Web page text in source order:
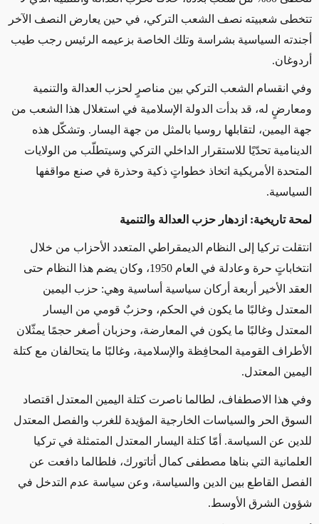
تتخطى شعبيته نصف الشعب التركي، في حين يعارض النصف الآخر
أجندته السياسية بشراسة وتلك الخاصة بزعيمه الرئيس رجب طيب
أردوغان.
وفي انقسام الشعب التركي بين مناصرٍ لحزب العدالة والتنمية
ومعارضٍ له، قد بدأت الدولة الإسلامية في استغلال هذا الشعب من
جهة اليمين، لتقابلها روسيا بالمثل من جهة اليسار. وتشكّل هذه
الدينامية تحدّيًا للاستقرار الداخلي التركي وسيتطلّب من الولايات
المتحدة الأمريكية اتخاذ خطواتٍ ذكية وحذرة في صنع مواقفها
السياسية.
لمحة تاريخية: ازدهار حزب العدالة والتنمية
انتقلت تركيا إلى النظام الديمقراطي المتعدد الأحزاب من خلال
انتخاباتٍ حرة وعادلة في العام 1950، وكان يضم هذا النظام حتى
العقد الأخير أربعة أركان سياسية أساسية وهي: حزب اليمين
المعتدل وغالبًا ما يكون في الحكم، وحزبٌ قومي من اليسار
المعتدل وغالبًا ما يكون في المعارضة، وحزبان أصغر حجمًا يمثّلان
الأطراف القومية المحافِظة والإسلامية، وغالبًا ما يتحالفان مع كتلة
اليمين المعتدل.
وفي هذا الاصطفاف، لطالما ناصرت كتلة اليمين المعتدل اقتصاد
السوق الحر والسياسات الخارجية المؤيدة للغرب والفصل المعتدل
للدين عن السياسة. أمّا كتلة اليسار المعتدل المتمثلة في تركيا
العلمانية التي بناها مصطفى كمال أتاتورك، فلطالما دافعت عن
الفصل القاطع بين الدين والسياسة، وعن سياسة عدم التدخل في
شؤون الشرق الأوسط.